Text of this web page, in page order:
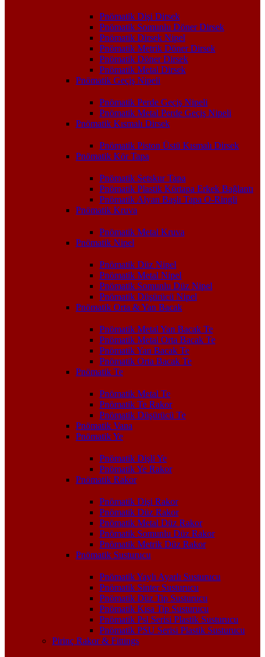
Pnömatik Dişi Dirsek
Pnömatik Somunlu Döner Dirsek
Pnömatik Dirsek Nipel
Pnömatik Metrik Döner Dirsek
Pnömatik Döner Dirsek
Pnömatik Metal Dirsek
Pnömatik Geçiş Nipeli
Pnömatik Perde Geçiş Nipeli
Pnömatik Metal Perde Geçiş Nipeli
Pnömatik Kısmalı Dirsek
Pnömatik Piston Üstü Kısmalı Dirsek
Pnömatik Kör Tapa
Pnömatik Setskur Tapa
Pnömatik Plastik Körtapa Erkek Bağlantı
Pnömatik Alyan Başlı Tapa O-Ringli
Pnömatik Kruva
Pnömatik Metal Kruva
Pnömatik Nipel
Pnömatik Düz Nipel
Pnömatik Metal Nipel
Pnömatik Somunlu Düz Nipel
Pnömatik Düşürücü Nipel
Pnömatik Orta & Yan Bacak
Pnömatik Metal Yan Bacak Te
Pnömatik Metal Orta Bacak Te
Pnömatik Yan Bacak Te
Pnömatik Orta Bacak Te
Pnömatik Te
Pnömatik Metal Te
Pnömatik Te Rakor
Pnömatik Düşürücü Te
Pnömatik Vana
Pnömatik Ye
Pnömatik Dişli Ye
Pnömatik Ye Rakor
Pnömatik Rakor
Pnömatik Dişi Rakor
Pnömatik Düz Rakor
Pnömatik Metal Düz Rakor
Pnömatik Somunlu Düz Rakor
Pnömatik Metrik Düz Rakor
Pnömatik Susturucu
Pnömatik Yaylı Ayarlı Susturucu
Pnömatik Sinter Susturucu
Pnömatik Düz Tip Susturucu
Pnömatik Kısa Tip Susturucu
Pnömatik Psl Serisi Plastik Susturucu
Pnömatik PSU Serisi Plastik Susturucu
Pirinç Rakor & Fittings